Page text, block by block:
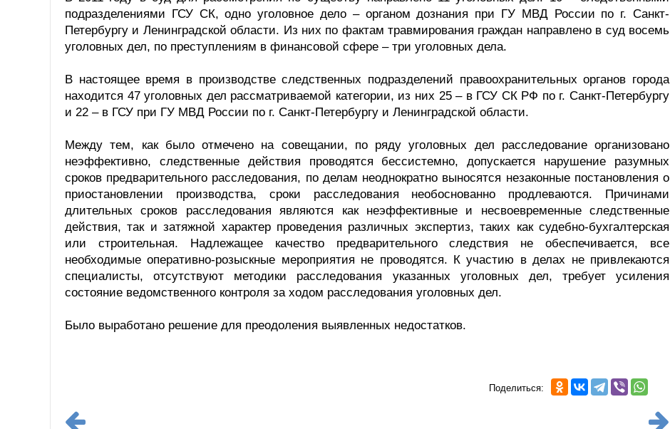
подразделениями ГСУ СК, одно уголовное дело – органом дознания при ГУ МВД России по г. Санкт-
Петербургу и Ленинградской области. Из них по фактам травмирования граждан направлено в суд восемь
уголовных дел, по преступлениям в финансовой сфере – три уголовных дела.
В настоящее время в производстве следственных подразделений правоохранительных органов города
находится 47 уголовных дел рассматриваемой категории, из них 25 – в ГСУ СК РФ по г. Санкт-Петербургу
и 22 – в ГСУ при ГУ МВД России по г. Санкт-Петербургу и Ленинградской области.
Между тем, как было отмечено на совещании, по ряду уголовных дел расследование организовано
неэффективно, следственные действия проводятся бессистемно, допускается нарушение разумных
сроков предварительного расследования, по делам неоднократно выносятся незаконные постановления о
приостановлении производства, сроки расследования необоснованно продлеваются. Причинами
длительных сроков расследования являются как неэффективные и несвоевременные следственные
действия, так и затяжной характер проведения различных экспертиз, таких как судебно-бухгалтерская
или строительная. Надлежащее качество предварительного следствия не обеспечивается, все
необходимые оперативно-розыскные мероприятия не проводятся. К участию в делах не привлекаются
специалисты, отсутствуют методики расследования указанных уголовных дел, требует усиления
состояние ведомственного контроля за ходом расследования уголовных дел.
Было выработано решение для преодоления выявленных недостатков.
Поделиться: